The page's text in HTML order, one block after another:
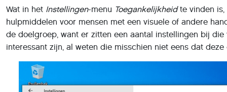
Wat in het Instellingen-menu Toegankelijkheidte vinden
hulpmiddelen voor mensen met een visuele of andere
de doelgroep, want er zitten een aantal instellingen bij
interessant zijn, al weten die misschien niet eens dat deze